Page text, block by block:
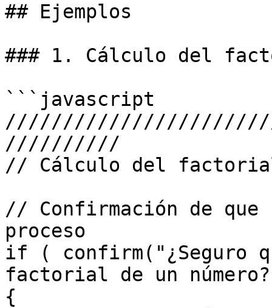
## Ejemplos
### 1. Cálculo del
```javascript
//////////
// Cálculo del factorial
// Confirmación de
proceso
if ( confirm("¿Seguro
factorial de un
{